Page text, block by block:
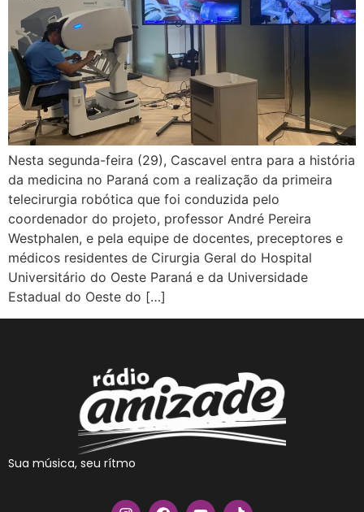
Nesta segunda-feira (29), Cascavel entra para a história
da medicina no Paraná com a realização da primeira
telecirurgia robótica que foi conduzida pelo
coordenador do projeto, professor André Pereira
Westphalen, e pela equipe de docentes, preceptores e
médicos residentes de Cirurgia Geral do Hospital
Universitário do Oeste Paraná e da Universidade
Estadual do Oeste do […]
Sua música, seu rítmo